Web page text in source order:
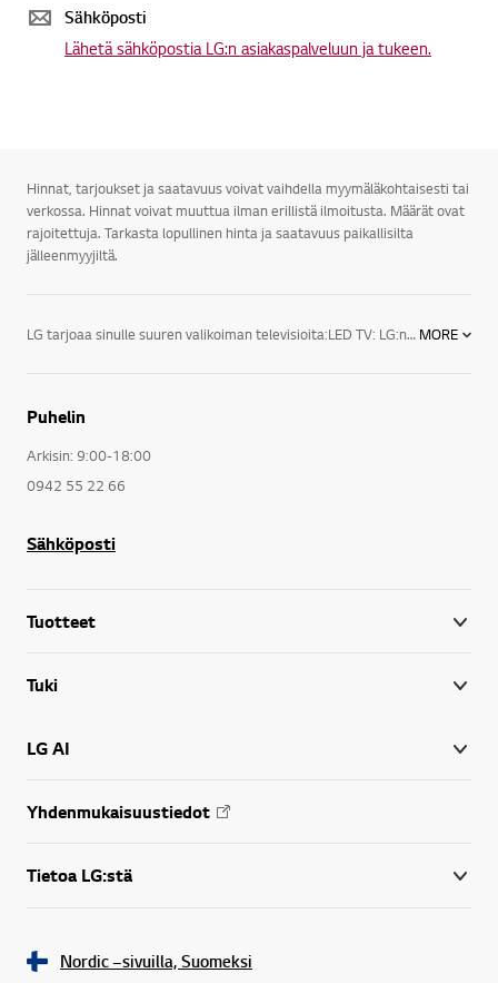
Sähköposti
Lähetä sähköpostia LG:n asiakaspalveluun ja tukeen.
Hinnat, tarjoukset ja saatavuus voivat vaihdella myymäläkohtaisesti tai
verkossa. Hinnat voivat muuttua ilman erillistä ilmoitusta. Määrät ovat
rajoitettuja. Tarkasta lopullinen hinta ja saatavuus paikallisilta
jälleenmyyjiltä.
LG tarjoaa sinulle suuren valikoiman televisioita:LED TV: LG:n LED-televisioiden designsarjan huippumalli näyttää juuri siltä kuin modernin television kuuluukin. Äärimmäisen ohuet valetut alumiinikehykset varmistavat, että televisio sopii täydellisesti joka ympäristöön.3D TV: LG:n 3D-televisio esittelee täysin uuden tason kuvanlaadulle, sillä sen tarkkuus on neljä kertaa suurempi kuin Full HD -television. Kuva on luonnollisesti uskomattoman eloisa ja tarkka, vaikka sitä katsottaisiin läheltä. LG UHD 3D -televisiot tyydyttävät katsojan tarpeet täydellisesti virheettömillä yksityiskohdilla ja nostavat näyttöjen standardin entistä korkeammalle.Smart TV: Vihdoinkin televisiossa on aina jotain hyvää katsottavaa. LG Smart TV on helpoin tapa kokea suosikkiohjelmasi, SF Anytime, Headweb, Viaplay, musiikki, sovellukset, sosiaaliset mediat ja verkkosivut. Kätevillä jakotoiminnoilla pääset käsiksi myös kotiverkossa tai älypuhelimellasi olevaan sisältöön.LG:n uuden sukupolven televisiot sekä audio- ja videolaitteet tarjoavat todellista viihdettä kaikenlaisiin televisioelämyksiin. Peli-iltoihin sopii esimerkiksi 60-tuumainen LED-taulutelevisio, ja lasten elokuvailtaa varten 42-tuumainen 3D LED -taulutelevisio. LG:n televisiot sopivat myös kaikkiin huoneisiin.LG:n televisioiden lukemattomat viihdeominaisuudet viihdyttävät sekä perhettäsi että vieraitasi. Saatavilla on myös useita lisätarvikkeita televisioita varten. LG:n televisioita on kiitelty ja ne ovat saaneet ylistäviä arvioita toiminnallisuudestaan, tehostaan sekä tyylistään. MORE
Puhelin
Arkisin: 9:00-18:00
0942 55 22 66
Sähköposti
Tuotteet
Tuki
LG AI
Yhdenmukaisuustiedot
Tietoa LG:stä
Nordic –sivuilla, Suomeksi